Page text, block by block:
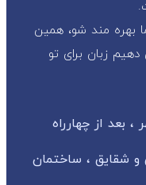
بهره مند شو، همین
زبان برای تو
بعد از چهارراه
و شقایق ، ساختمان